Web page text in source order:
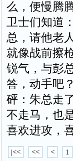
么，便慢腾
卫士们知道
总，请他老
就像战前擦
锐气，与彭
答，动手吧
砰：朱总走
不走马，也
喜欢进攻，
|<< << < 1